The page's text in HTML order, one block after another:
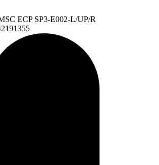
ECP SP3-E002-L/UP/R